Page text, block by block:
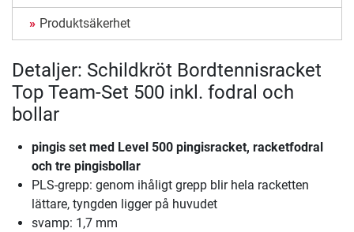
Produktsäkerhet
Detaljer: Schildkröt Bordtennisracket
Top Team-Set 500 inkl. fodral och
bollar
pingis set med Level 500 pingisracket, racketfodral
och tre pingisbollar
PLS-grepp: genom ihåligt grepp blir hela racketten
lättare, tyngden ligger på huvudet
svamp: 1,7 mm